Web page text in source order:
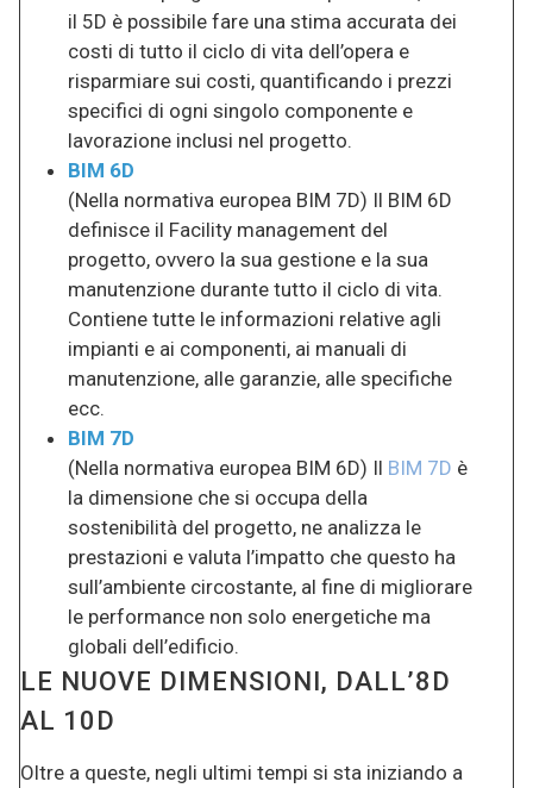
il 5D è possibile fare una stima accurata dei
costi di tutto il ciclo di vita dell’opera e
risparmiare sui costi, quantificando i prezzi
specifici di ogni singolo componente e
lavorazione inclusi nel progetto.
BIM 6D
(Nella normativa europea BIM 7D) Il BIM 6D
definisce il Facility management del
progetto, ovvero la sua gestione e la sua
manutenzione durante tutto il ciclo di vita.
Contiene tutte le informazioni relative agli
impianti e ai componenti, ai manuali di
manutenzione, alle garanzie, alle specifiche
ecc.
BIM 7D
(Nella normativa europea BIM 6D) Il BIM 7D è
la dimensione che si occupa della
sostenibilità del progetto, ne analizza le
prestazioni e valuta l’impatto che questo ha
sull’ambiente circostante, al fine di migliorare
le performance non solo energetiche ma
globali dell’edificio.
LE NUOVE DIMENSIONI, DALL’8D
AL 10D
Oltre a queste, negli ultimi tempi si sta iniziando a